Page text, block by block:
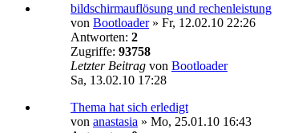
bildschirmauflösung und rechenleistung
von Bootloader» Fr, 12.02.10 22:26
Antworten: 2
Zugriffe: 93758
Letzter Beitrag von Bootloader
Sa, 13.02.10 17:28
Thema hat sich erledigt
von anastasia » Mo, 25.01.10 16:43